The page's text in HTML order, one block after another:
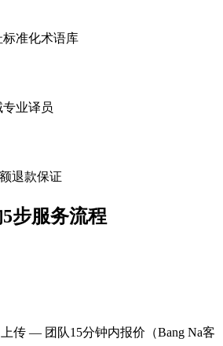
准化术语库
业译员
退款保证
步服务流程
传 — 团队15分钟内报价（Bang Na客